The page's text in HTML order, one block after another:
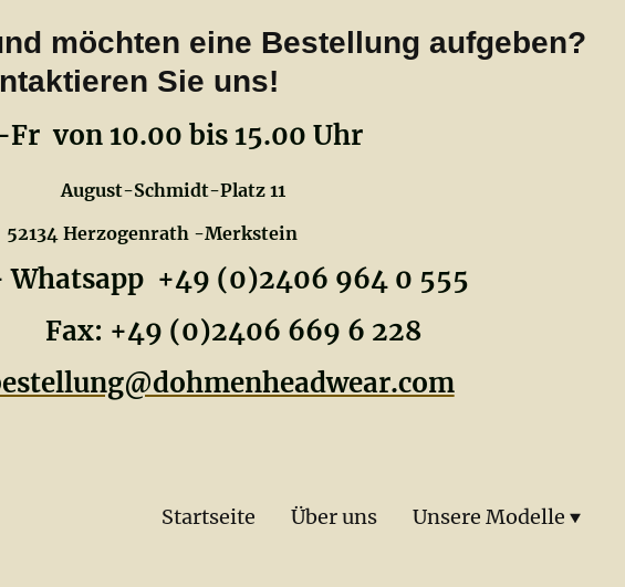
möchten eine Bestellung aufgeben?
Sie uns!
von 10.00 bis 15.00 Uhr
August-Schmidt-Platz 11
Herzogenrath -Merkstein
+49 (0)2406 964 0 555
(0)2406 669 6 228
Startseite Über uns Unsere Modelle